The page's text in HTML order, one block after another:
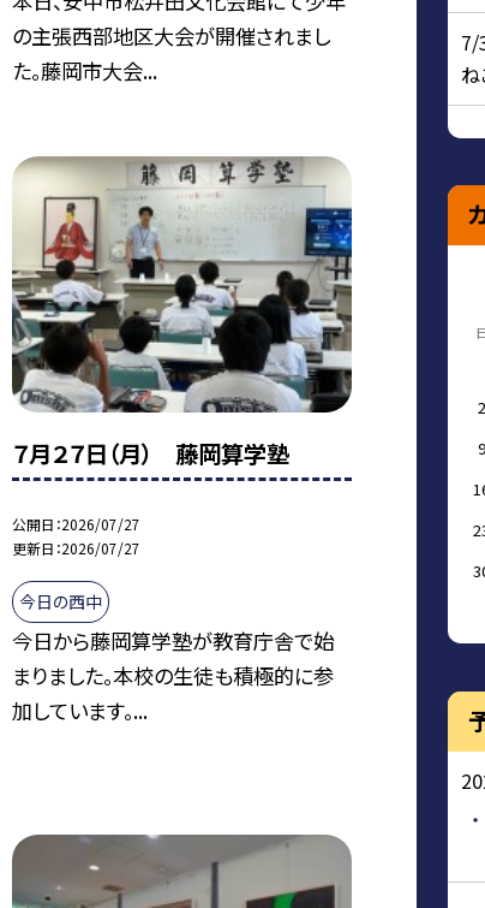
の主張西部地区大会が開催されまし
た。藤岡市大会...
７月２７日（月） 藤岡算学塾
公開日 2026/07/27
更新日 2026/07/27
今日の西中
今日から藤岡算学塾が教育庁舎で始
まりました。本校の生徒も積極的に参
加しています。...
7/
ね
日
2
9